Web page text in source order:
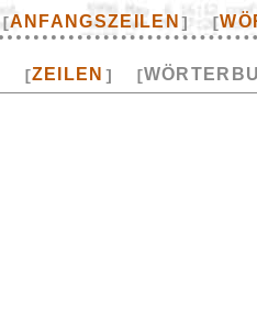
[ANFANGSZEILEN ] [
[ZEILEN ] [